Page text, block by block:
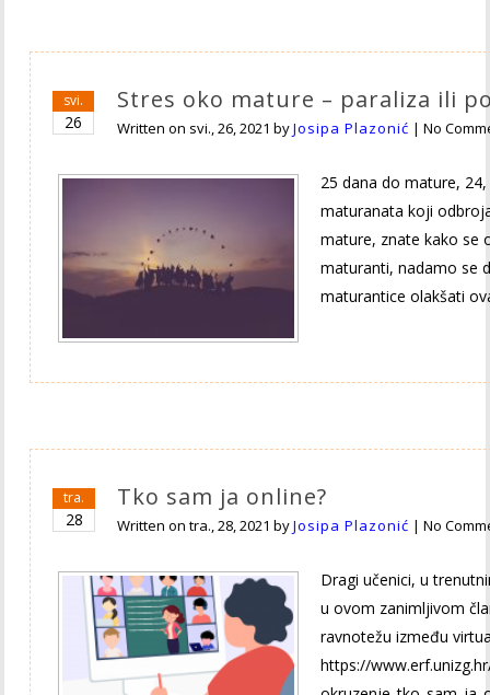
svi.
26
Stres oko mature – paraliza ili
Written on svi., 26, 2021 byJosipa Plazonić |No
25 dana do mature,
maturanata koji
mature, znate kako se
maturanti, nadamo se
maturantice olakšati
tra.
28
Tko sam ja online?
Written ontra., 28, 2021 byJosipa Plazonić |No
Dragi učenici, u
u ovom zanimljivom
ravnotežu između
https://